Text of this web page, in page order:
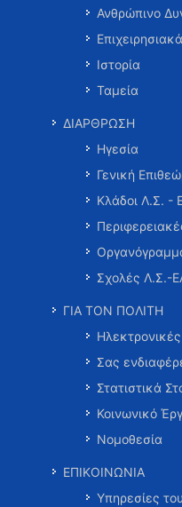
Ανθρώπινο
Ιστορία
Ταμεία
ΔΙΑΡΘΡΩΣΗ
Ηγεσία
Γενική
Κλάδοι Λ.Σ. -
Σχολές Λ.Σ.-
ΓΙΑ ΤΟΝ ΠΟΛΙΤΗ
Σας
Στατιστικά
Κοινωνικό
Νομοθεσία
ΕΠΙΚΟΙΝΩΝΙΑ
Υπηρεσίες